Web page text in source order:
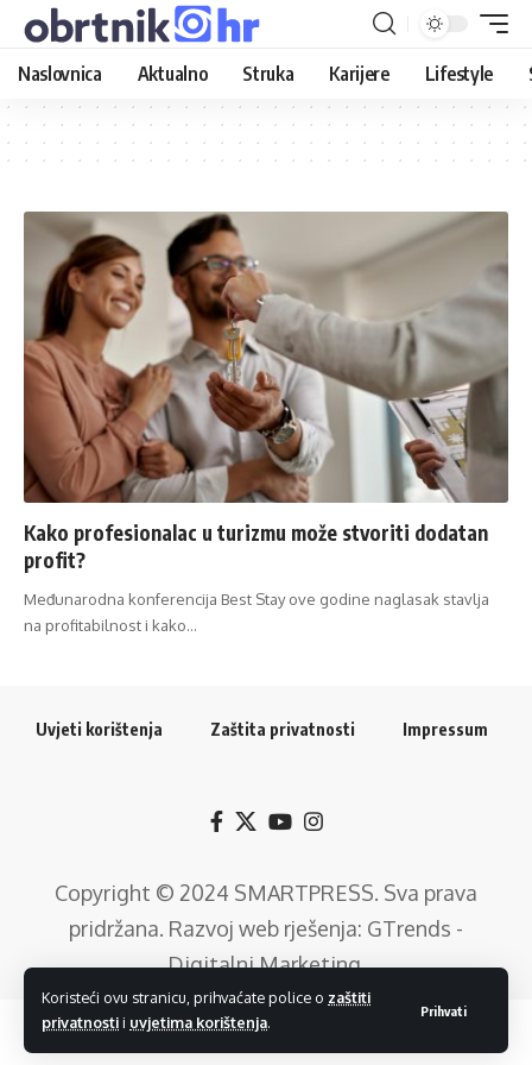
Koristeći ovu stranicu, prihvaćate police o zaštiti
privatnostii uvjetima korištenja.
Prihvati
Naslovnica Aktualno Struka Karijere Lifestyle
Kako profesionalac u turizmu može stvoriti dodatan
profit?
Međunarodna konferencija Best Stay ove godine naglasak stavlja
na profitabilnost i kako…
Uvjeti korištenja Zaštita privatnosti Impressum
Copyright © 2024 SMARTPRESS. Sva prava
pridržana. Razvoj web rješenja: GTrends -
Digitalni Marketing.